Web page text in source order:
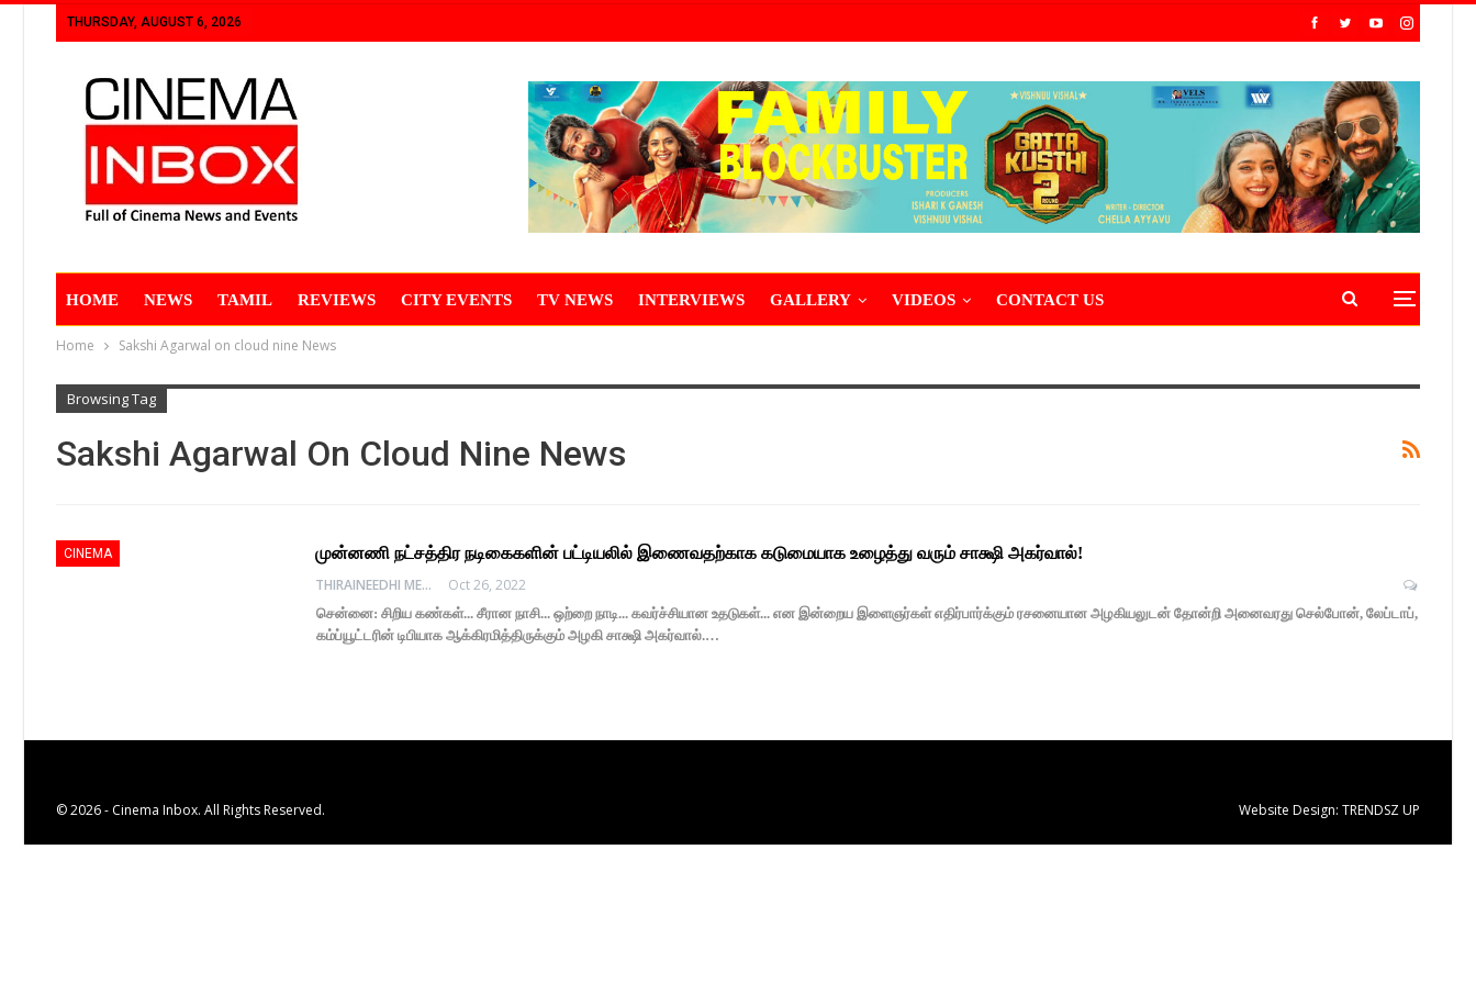
THURSDAY, AUGUST 6, 2026
HOME NEWS TAMIL REVIEWS CITY EVENTS TV NEWS INTERVIEWS GALLERY VIDEOS CONTACT US
Home Sakshi Agarwal on cloud nine News
Browsing Tag
Sakshi Agarwal On Cloud Nine News
CINEMA
முன்னணி நட்சத்திர நடிகைகளின் பட்டியலில் இணைவதற்காக கடுமையாக உழைத்து வரும் சாக்ஷி அகர்வால்!
THIRAINEEDHI MEDIA
Oct 26, 2022
சென்னை: சிறிய கண்கள்... சீரான நாசி... ஒற்றை நாடி... கவர்ச்சியான உதடுகள்... என இன்றைய இளைஞர்கள் எதிர்பார்க்கும் ரசனையான அழகியலுடன் தோன்றி அனைவரது செல்போன், லேப்டாப்,
கம்ப்யூட்டரின் டிபியாக ஆக்கிரமித்திருக்கும் அழகி சாக்ஷி அகர்வால்.…
© 2026 - Cinema Inbox. All Rights Reserved. Website Design: TRENDSZ UP